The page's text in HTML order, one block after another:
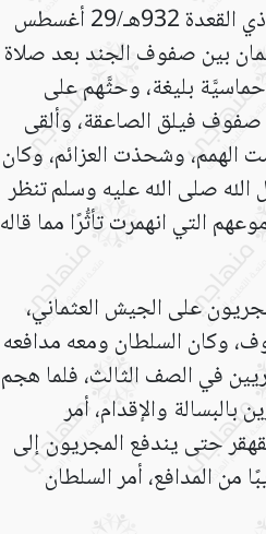
وفي صباح يوم اللقاء (21 ذي القعدة 932هـ/29 أغسطس
بين صفوف الجند بعد صلاة
بليغة، وحثَّهم على
صفوف فيلق الصاعقة، وألقى
الهمم، وشحذت العزائم، وكان
صلى الله عليه وسلمتنظر
التي انهمرت تأثُّرًا مما قاله
على الجيش العثماني،
وكان السلطان ومعه مدافعه
في الصف الثالث، فلما هجم
والإقدام، أمر
حتى يندفع المجريون إلى
من المدافع، أمر السلطان